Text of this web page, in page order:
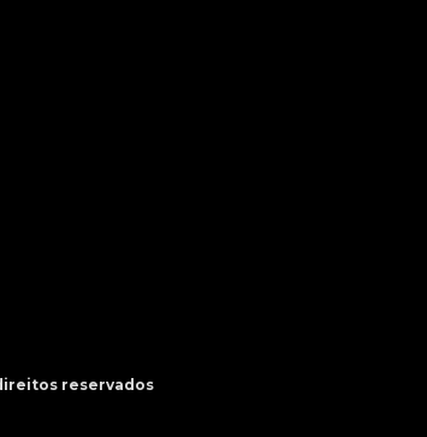
reservados